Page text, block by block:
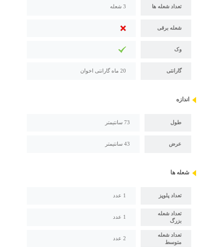
تعداد شعله ها 3 شعله
شعله برقی
وک
گارانتی 20 ماه گارانتی اخوان
اندازه
طول 73 سانتیمتر
عرض 43 سانتیمتر
شعله ها
تعداد پلوپز 1 عدد
تعداد شعله
بزرگ
1 عدد
تعداد شعله
متوسط
2 عدد